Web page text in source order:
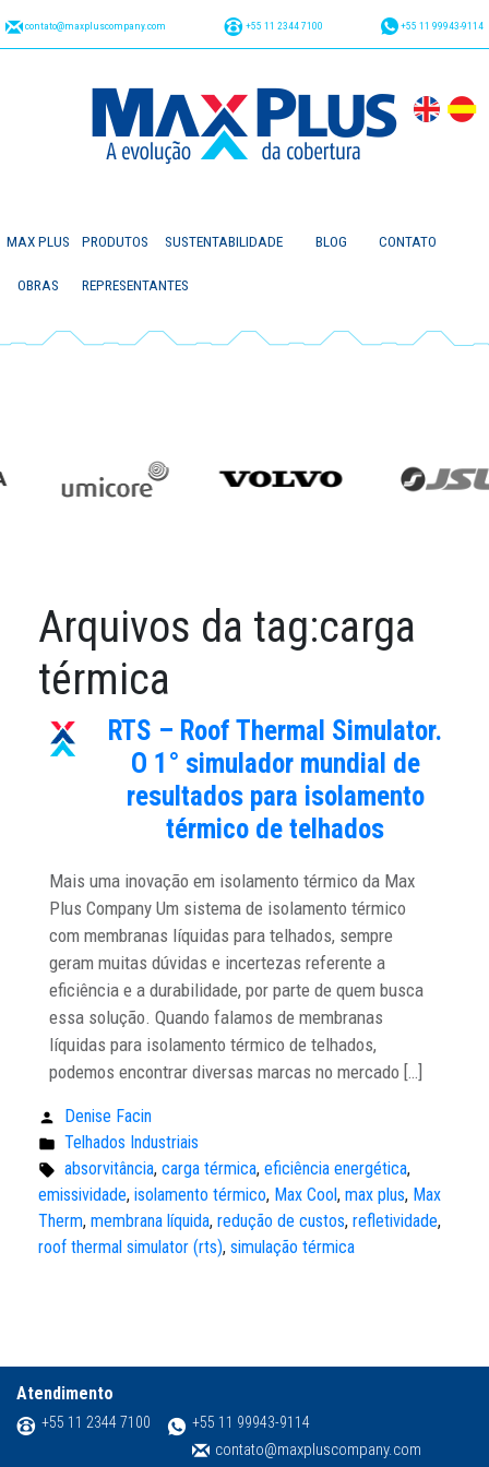
contato@maxpluscompany.com +55 11 2344 7100 +55 11 99943-9114
MAX PLUS PRODUTOS SUSTENTABILIDADE BLOG CONTATO
OBRAS REPRESENTANTES
Arquivos da tag:carga
térmica
RTS – Roof Thermal Simulator.
O 1° simulador mundial de
resultados para isolamento
térmico de telhados
Mais uma inovação em isolamento térmico da Max
Plus Company Um sistema de isolamento térmico
com membranas líquidas para telhados, sempre
geram muitas dúvidas e incertezas referente a
eficiência e a durabilidade, por parte de quem busca
essa solução. Quando falamos de membranas
líquidas para isolamento térmico de telhados,
podemos encontrar diversas marcas no mercado […]
Publicado
por:
Denise Facin
Publicado
em:
Telhados Industriais
Tags:
absorvitância, carga térmica, eficiência energética,
emissividade, isolamento térmico, Max Cool, max plus, Max
Therm, membrana líquida, redução de custos, refletividade,
roof thermal simulator (rts), simulação térmica
Atendimento
+55 11 2344 7100 +55 11 99943-9114
contato@maxpluscompany.com